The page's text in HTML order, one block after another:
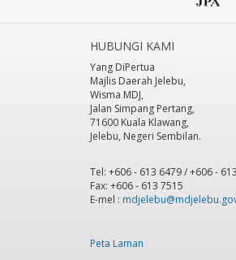
HUBUNGI KAMI
Yang DiPertua
Majlis Daerah Jelebu,
Wisma MDJ,
Jalan Simpang Pertang,
71600 Kuala Klawang,
Jelebu, Negeri Sembilan.
Tel: +606 - 613 6479 / +606 -
Fax: +606 - 613 7515
E-mel :
Peta Laman